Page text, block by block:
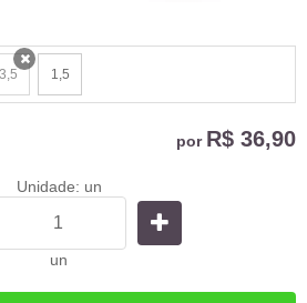
3,5x 1,5
por R$ 36,90
Unidade: un
un